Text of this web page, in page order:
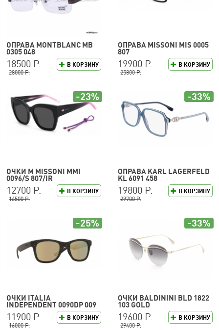
ОПРАВА MONTBLANC MB
0305 048
В КОРЗИНУ
18500 Р.
28000 Р.
ОПРАВА MISSONI MIS 0005
807
В КОРЗИНУ
19900 Р.
25800 Р.
ОЧКИ M MISSONI MMI
0096/S 807/IR
В КОРЗИНУ
12700 Р.
16500 Р.
-23%
ОПРАВА KARL LAGERFELD
KL 6091 458
В КОРЗИНУ
19800 Р.
29700 Р.
-33%
ОЧКИ ITALIA
INDEPENDENT 0090DP 009
120
В КОРЗИНУ
11900 Р.
16000 Р.
-25%
ОЧКИ BALDININI BLD 1822
103 GOLD
В КОРЗИНУ
19600 Р.
29400 Р.
-33%